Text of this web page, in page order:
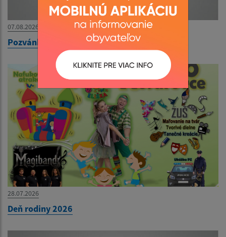
07.08.2026
Pozvánka na zasadnutie OZ dňa 12.08.2026
28.07.2026
Deň rodiny 2026